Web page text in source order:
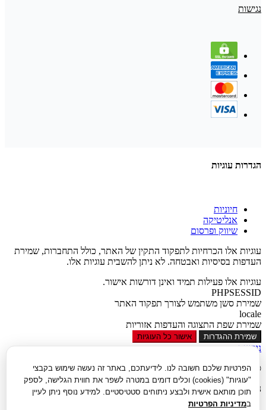
נגישות
הפרטיות שלכם חשובה לנו. לידיעתכם, באתר זה נעשה שימוש בקבצי
"עוגיות" (cookies) וכלים דומים במטרה לשפר את חווית הגלישה, לספק
תוכן מותאם אישית ולבצע ניתוחים סטטיסטיים. למידע נוסף ניתן לעיין
במדיניות הפרטיות
הגדרות עוגיות
חיוניות
אנליטיקה
שיווק ופרסום
עוגיות אלו הכרחיות לתפקוד התקין של האתר, כולל התחברות, שמירת
העדפות בסיסיות ואבטחה. לא ניתן להשבית עוגיות אלו.
עוגיות אלו פעילות תמיד ואינן דורשות אישור.
PHPSESSID
שמירת סשן משתמש לצורך תפקוד האתר
locale
שמירת שפת התצוגה והעדפות אזוריות
שמירת ההגדרות אישור כל העוגיות
נגישות
סגור
נגישות